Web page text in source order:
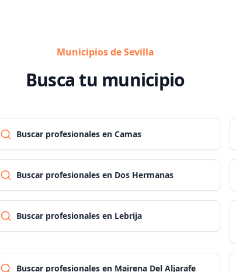
Municipios de Sevilla
Busca tu municipio
Buscar profesionales en Camas
Buscar profesionales en Dos Hermanas
Buscar profesionales en Lebrija
Buscar profesionales en Mairena Del Aljarafe